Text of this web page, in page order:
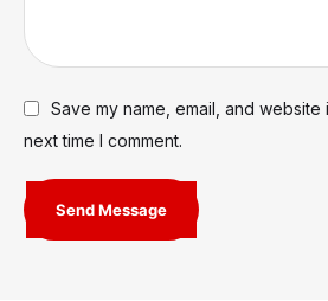
Save my name, email, and
next time I comment.
Send Message